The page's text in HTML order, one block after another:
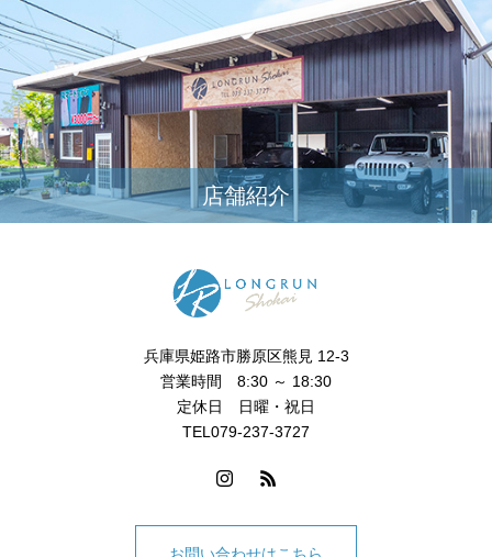
店舗紹介
兵庫県姫路市勝原区熊見 12-3
営業時間 8:30 ～ 18:30
定休日 日曜・祝日
TEL079-237-3727